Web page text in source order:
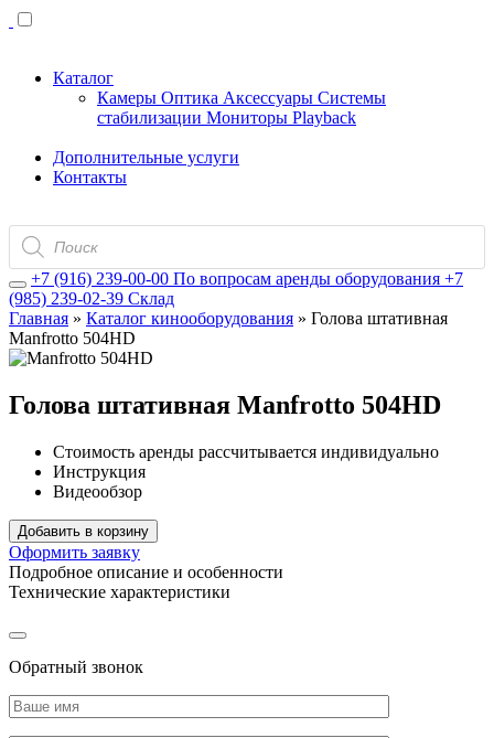
Каталог
Камеры Оптика Аксессуары Системы
стабилизации Мониторы Playback
Дополнительные услуги
Контакты
Поиск
товаров
+7 (916) 239-00-00 По вопросам аренды оборудования +7
(985) 239-02-39 Склад
Главная » Каталог кинооборудования » Голова штативная
Manfrotto 504HD
Голова штативная Manfrotto 504HD
Стоимость аренды рассчитывается индивидуально
Инструкция
Видеообзор
Добавить в корзину
Оформить заявку
Подробное описание и особенности
Технические характеристики
Обратный звонок